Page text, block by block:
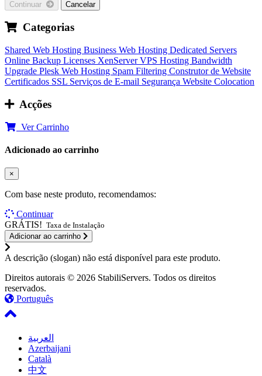
Cancelar
Categorias
Shared Web Hosting Business Web Hosting Dedicated Servers
Online Backup Licenses XenServer VPS Hosting Bandwidth
Upgrade Plesk Web Hosting Spam Filtering Construtor de Website
Certificados SSL Serviços de E-mail Segurança Website Colocation
Acções
Ver Carrinho
Adicionado ao carrinho
×
Com base neste produto, recomendamos:
Continuar
GRÁTIS! Taxa de Instalação
Adicionar ao carrinho
A descrição (slogan) não está disponível para este produto.
Direitos autorais © 2026 StabiliServers. Todos os direitos
reservados.
Português
العربية
Azerbaijani
Català
中文